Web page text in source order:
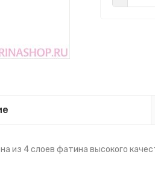
из 4 слоев фатина высокого